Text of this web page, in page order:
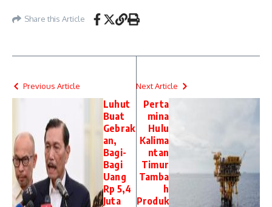
Share this Article
Previous Article
Luhut
Buat
Gebrak
an,
Bagi-
Bagi
Uang
Rp 5,4
Juta
Next Article
Perta
mina
Hulu
Kalima
ntan
Timur
Tamba
h
Produk